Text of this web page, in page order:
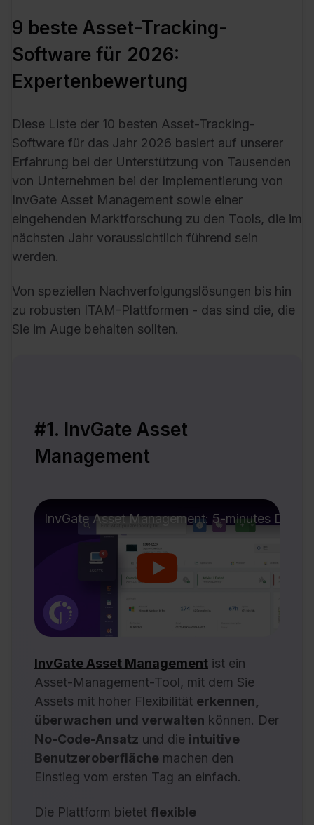
9 beste Asset-Tracking-
Software für 2026:
Expertenbewertung
Diese Liste der 10 besten Asset-Tracking-
Software für das Jahr 2026 basiert auf unserer
Erfahrung bei der Unterstützung von Tausenden
von Unternehmen bei der Implementierung von
InvGate Asset Management sowie einer
eingehenden Marktforschung zu den Tools, die im
nächsten Jahr voraussichtlich führend sein
werden.
Von speziellen Nachverfolgungslösungen bis hin
zu robusten ITAM-Plattformen - das sind die, die
Sie im Auge behalten sollten.
#1. InvGate Asset
Management
InvGate Asset Management: 5-minutes Demo
InvGate Asset Management ist ein
Asset-Management-Tool, mit dem Sie
Assets mit hoher Flexibilität erkennen,
überwachen und verwalten können. Der
No-Code-Ansatz und die intuitive
Benutzeroberfläche machen den
Einstieg vom ersten Tag an einfach.
Die Plattform bietet flexible